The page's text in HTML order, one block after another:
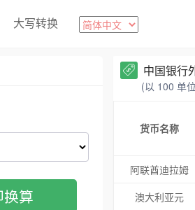
大写转换
算
中国银行
(以 100 单
货币名称
阿联酋迪拉姆
澳大利亚元